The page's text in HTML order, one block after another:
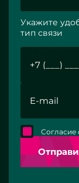
Укажите
тип связи
Согласие